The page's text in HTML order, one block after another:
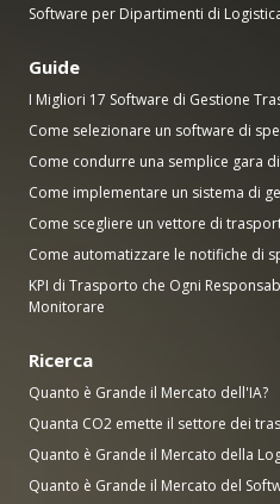
Software per Dipartimenti di
Guide
I Migliori 17 Software di Gestione
Come selezionare un software di
Come condurre una semplice gara
Come implementare un sistema di
Come scegliere un vettore di
Come automatizzare le notifiche di
KPI di Trasporto che Ogni
Monitorare
Ricerca
Quanto è Grande il Mercato dell'IA?
Quanta CO2 emette il settore dei
Quanto è Grande il Mercato della
Quanto è Grande il Mercato del